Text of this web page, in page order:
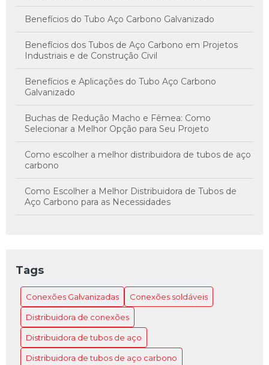
Benefícios do Tubo Aço Carbono Galvanizado
Benefícios dos Tubos de Aço Carbono em Projetos
Industriais e de Construção Civil
Benefícios e Aplicações do Tubo Aço Carbono
Galvanizado
Buchas de Redução Macho e Fêmea: Como
Selecionar a Melhor Opção para Seu Projeto
Como escolher a melhor distribuidora de tubos de aço
carbono
Como Escolher a Melhor Distribuidora de Tubos de
Aço Carbono para as Necessidades
Aço para o Projeto
Como Escolher a Melhor Distribuidora de Tubos de
Aço para seu Projeto
Como Escolher a Melhor Distribuidora de Tubos de
Aço para Sua Necessidade
Tags
Conexões Galvanizadas Conexões soldáveis
Distribuidora de conexões
Distribuidora de tubos de aço
Distribuidora de tubos de aço carbono